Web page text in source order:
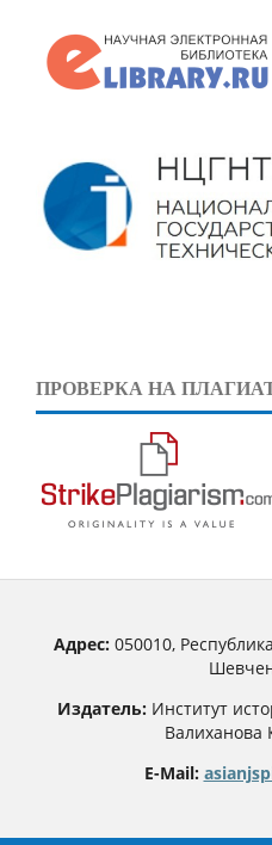
ПРОВЕРКА НА
Адрес:050010,
Издатель: Институт
E-Mail: